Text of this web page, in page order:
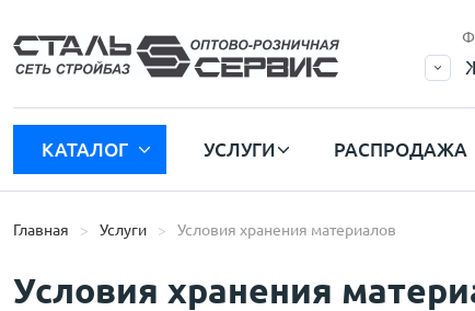
КАТАЛОГ УСЛУГИ РАСПРОДАЖА
Главная Услуги Условия хранения материалов
Условия хранения